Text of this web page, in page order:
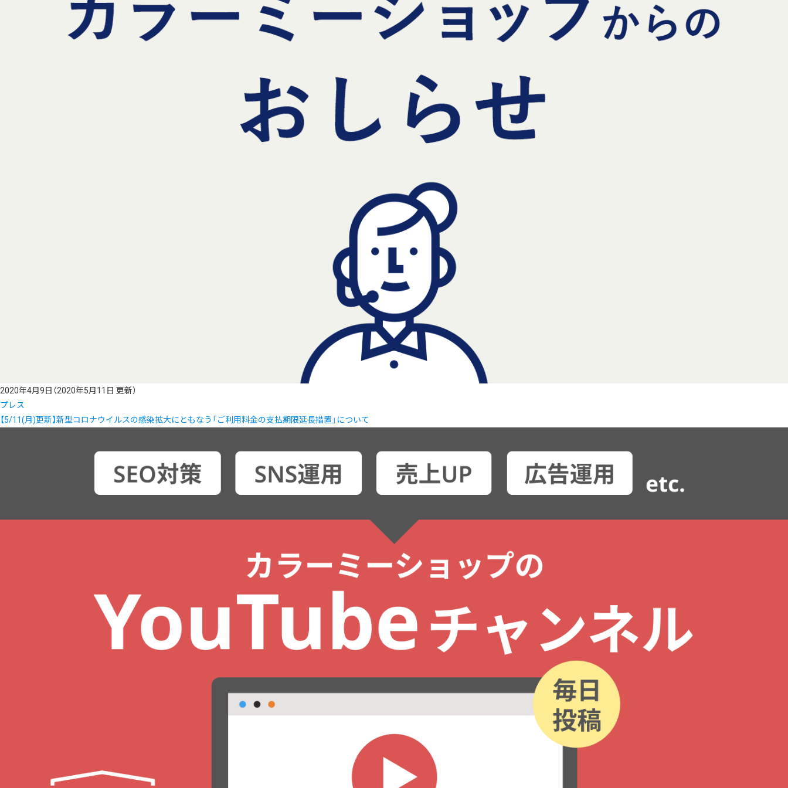
2020年4月9日 （2020年5月11日 更新）
プレス
【5/11(月)更新】新型コロナウイルスの感染拡大にともなう「ご利用料金の支払期限延長措置」について